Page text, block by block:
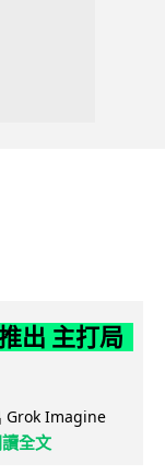
出 主打局
Grok Imagine
全文